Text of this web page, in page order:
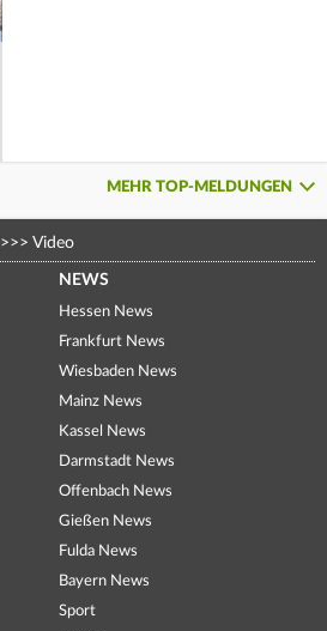
MEHR TOP-MELDUNGEN
>>> Video
NEWS
Hessen News
Frankfurt News
Wiesbaden News
Mainz News
Kassel News
Darmstadt News
Offenbach News
Gießen News
Fulda News
Bayern News
Sport